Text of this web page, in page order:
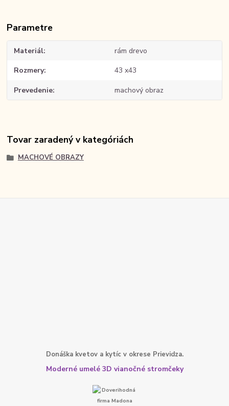
Parametre
Materiál rám drevo
Rozmery 43 x43
Prevedenie machový obraz
Tovar zaradený v kategóriách
MACHOVÉ OBRAZY
Donáška kvetov a kytíc v okrese Prievidza.
Moderné umelé 3D vianočné stromčeky